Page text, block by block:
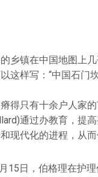
乡镇在中国地图上
这样写：“中国石门坎
得只有十余户人家
通过办教育，提
现代化的进程，从
15日，伯格理在护